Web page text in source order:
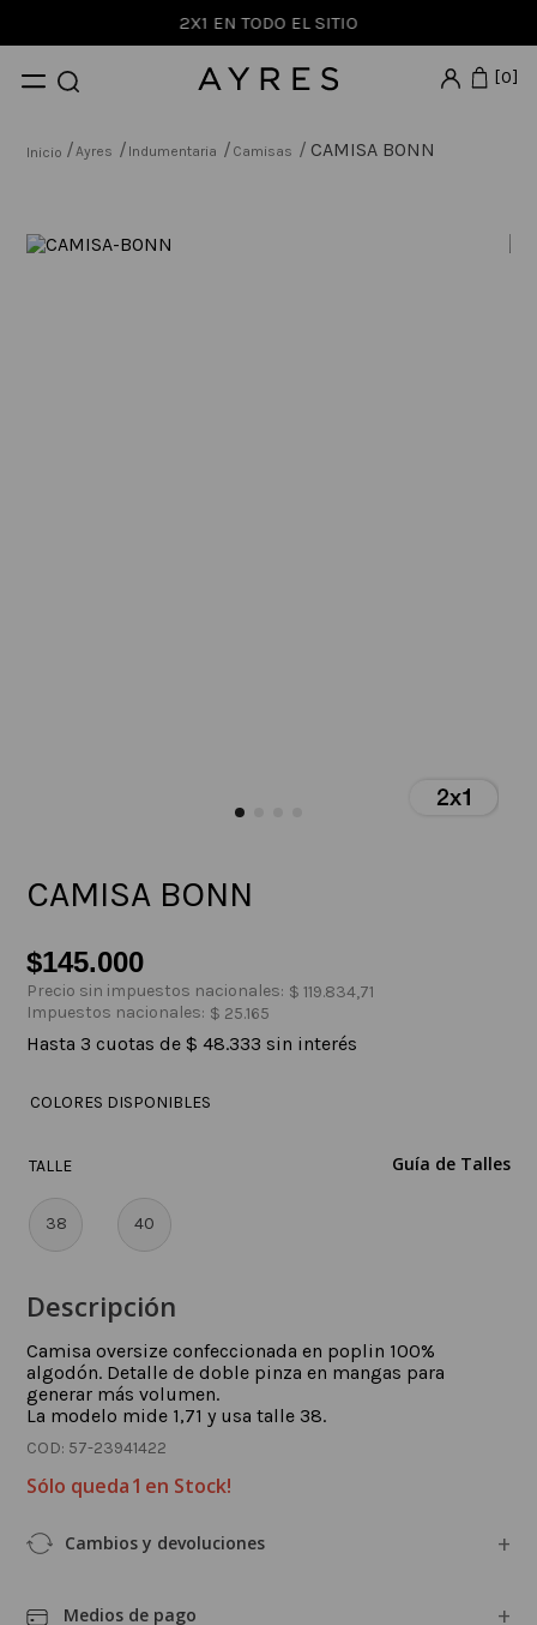
2X1 EN TODO EL SITIO
0
Ayres Indumentaria Camisas CAMISA BONN
CAMISA BONN
$145.000
Precio sin impuestos nacionales: $ 119.834,71
Impuestos nacionales: $ 25.165
Hasta 3 cuotas de$ 48.333 sin interés
COLORES DISPONIBLES
TALLE
38 40
Guía de Talles
Descripción
Camisa oversize confeccionada en poplin 100%
algodón. Detalle de doble pinza en mangas para
generar más volumen.
La modelo mide 1,71 y usa talle 38.
: 57-23941422
Sólo queda1 en Stock!
Cambios y devoluciones
Medios de pago